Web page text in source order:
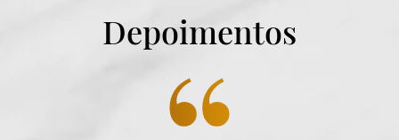
Depoimentos